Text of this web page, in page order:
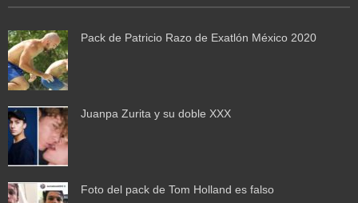
Pack de Patricio Razo de Exatlón México 2020
Juanpa Zurita y su doble XXX
Foto del pack de Tom Holland es falso